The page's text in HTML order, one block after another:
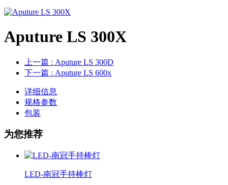
Aputure LS 300X
上一篇 : Aputure LS 300D
下一篇 : Aputure LS 600x
详细信息
规格参数
包装
为您推荐
LED-南冠手持棒灯